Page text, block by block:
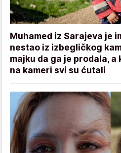
Muhamed iz Sarajeva je
nestao iz izbegličkog
majku da ga je prodala,
na kameri svi su ćutali